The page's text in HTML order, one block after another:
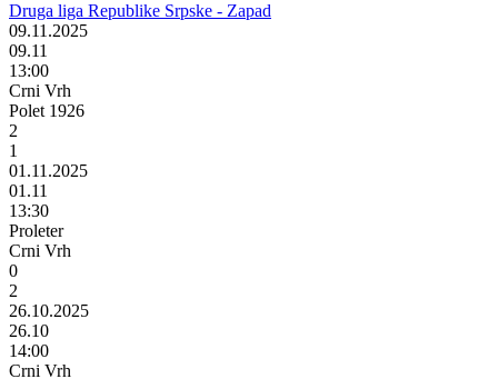
Druga liga Republike Srpske - Zapad
09.11.2025
09.11
13:00
Crni Vrh
Polet 1926
2
1
01.11.2025
01.11
13:30
Proleter
Crni Vrh
0
2
26.10.2025
26.10
14:00
Crni Vrh